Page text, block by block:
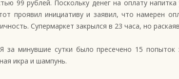
99 рублей. Поскольку денег на оплату
проявил инициативу и заявил, что намерен
Супермаркет закрылся в 23 часа, но
за минувшие сутки было пресечено 15
икра и шампунь.